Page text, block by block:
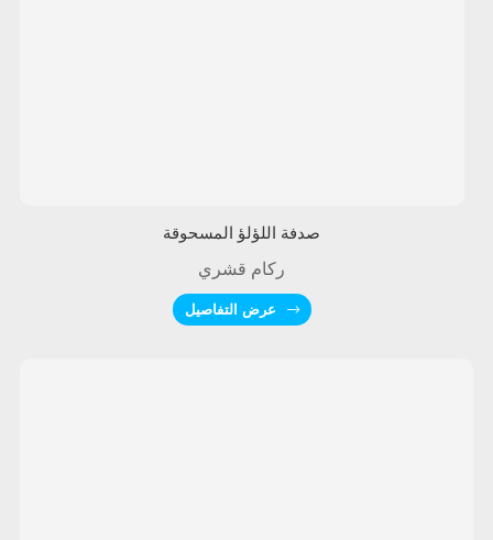
صدفة اللؤلؤ المسحوقة
ركام قشري
عرض التفاصيل